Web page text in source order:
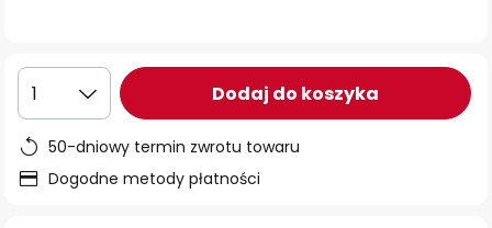
1 Dodaj do koszyka
50-dniowy termin zwrotu towaru
Dogodne metody płatności